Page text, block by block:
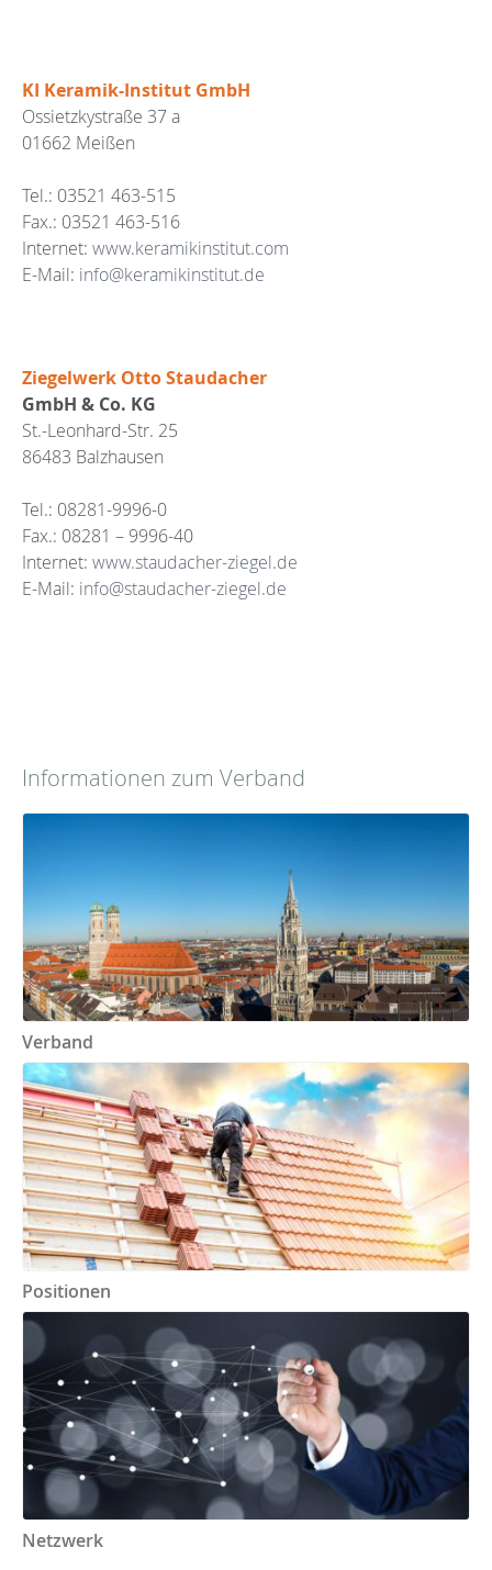
KI Keramik-Institut GmbH
Ossietzkystraße 37 a
01662 Meißen
Tel.: 03521 463-515
Fax.: 03521 463-516
Internet: www.keramikinstitut.com
E-Mail: info@keramikinstitut.de
Ziegelwerk Otto Staudacher
GmbH & Co. KG
St.-Leonhard-Str. 25
86483 Balzhausen
Tel.: 08281-9996-0
Fax.: 08281 – 9996-40
Internet: www.staudacher-ziegel.de
E-Mail: info@staudacher-ziegel.de
Informationen zum Verband
Verband
Positionen
Netzwerk